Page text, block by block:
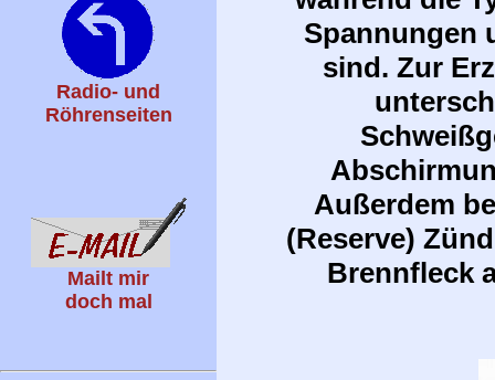
Radio- und
Röhrenseiten
Mailt mir
doch mal
Spannungen
sind. Zur
Außerdem
(Reserve)
Brennfleck